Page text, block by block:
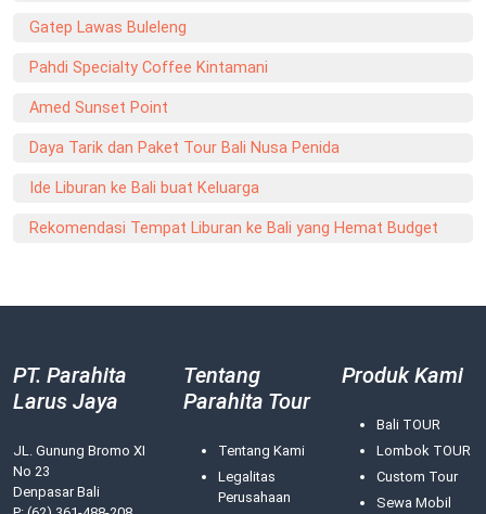
Gatep Lawas Buleleng
Pahdi Specialty Coffee Kintamani
Amed Sunset Point
Daya Tarik dan Paket Tour Bali Nusa Penida
Ide Liburan ke Bali buat Keluarga
Rekomendasi Tempat Liburan ke Bali yang Hemat Budget
PT. Parahita
Larus Jaya
JL. Gunung Bromo XI
No 23
Denpasar Bali
Tentang
Parahita Tour
Tentang Kami
Legalitas
Perusahaan
Produk Kami
Bali TOUR
Lombok TOUR
Custom Tour
Sewa Mobil